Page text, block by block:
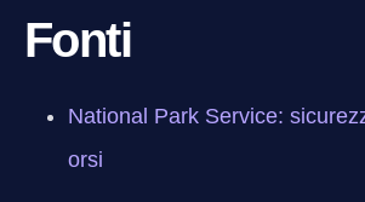
Fonti
National Park Service:
orsi